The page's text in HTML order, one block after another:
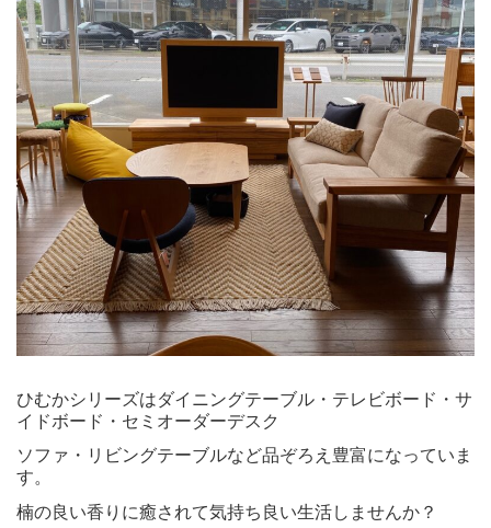
ひむかシリーズはダイニングテーブル・テレビボード・サ
イドボード・セミオーダーデスク
ソファ・リビングテーブルなど品ぞろえ豊富になっていま
す。
楠の良い香りに癒されて気持ち良い生活しませんか？